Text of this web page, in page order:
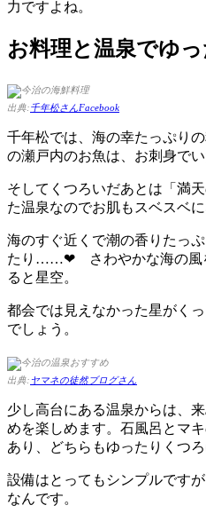
力ですよね。
お料理と温泉でゆっ
出典:千年松さんFacebook
千年松では、海の幸たっぷり
の瀬戸内のお魚は、お刺身でい
そしてくつろいだあとは「満
た温泉なのでお肌もスベスベ
海のすぐ近くで潮の香りたっ
たり……❤ さわやかな海の風
ると星空。
都会では見えなかった星がく
でしょう。
出典:ヤマネの徒然ブログさん
少し高台にある温泉からは、
めを楽しめます。石風呂とマ
あり、どちらもゆったりくつろ
設備はとってもシンプルです
なんです。